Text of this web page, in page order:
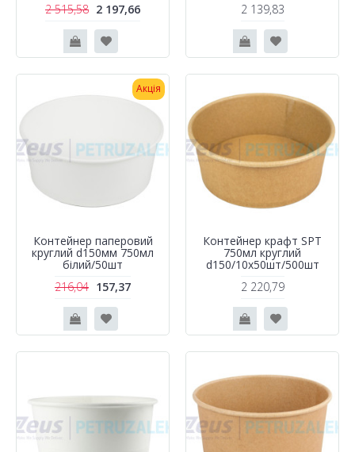
2 515,58 2 197,66
2 139,83
Акція
Контейнер паперовий
круглий d150мм 750мл
білий/50шт
216,04 157,37
Контейнер крафт SPT
750мл круглий
d150/10х50шт/500шт
2 220,79